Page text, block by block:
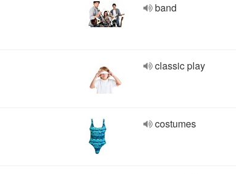
band
classic play
costumes